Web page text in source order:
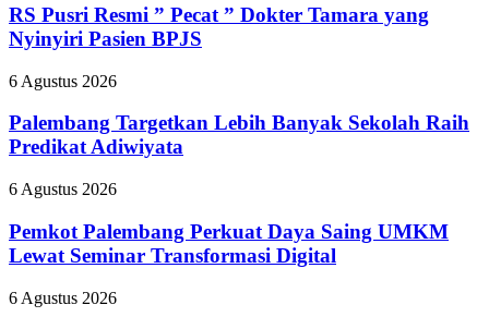
Kilang
Plaju
Tanamkan
Budaya
HSSE
Melalui
Safety
Campaign
Resmi
”
Pecat
Dokter
yang
Nyinyiri
BPJS
RS Pusri Resmi ” Pecat ” Dokter Tamara yang
Nyinyiri Pasien BPJS
Palembang
Lebih
Banyak
Sekolah
Predikat
6 Agustus 2026
Palembang Targetkan Lebih Banyak Sekolah Raih
Predikat Adiwiyata
Pemkot
Perkuat
Daya
Saing
Lewat
6 Agustus 2026
Pemkot Palembang Perkuat Daya Saing UMKM
Lewat Seminar Transformasi Digital
Bupati
6 Agustus 2026